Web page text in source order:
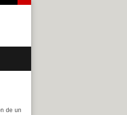
de un